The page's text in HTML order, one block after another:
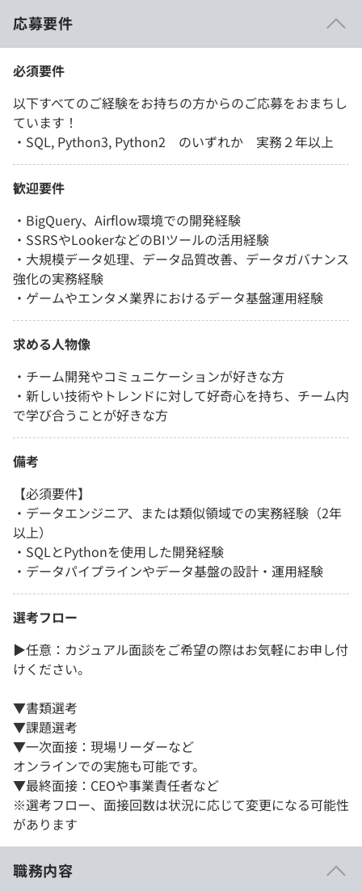
応募要件
必須要件
以下すべてのご経験をお持ちの方からのご応募をおまちし
ています！
・SQL, Python3, Python2 のいずれか 実務２年以上
歓迎要件
・BigQuery、Airflow環境での開発経験
・SSRSやLookerなどのBIツールの活用経験
・大規模データ処理、データ品質改善、データガバナンス
強化の実務経験
・ゲームやエンタメ業界におけるデータ基盤運用経験
求める人物像
・チーム開発やコミュニケーションが好きな方
・新しい技術やトレンドに対して好奇心を持ち、チーム内
で学び合うことが好きな方
備考
【必須要件】
・データエンジニア、または類似領域での実務経験（2年
以上）
・SQLとPythonを使用した開発経験
・データパイプラインやデータ基盤の設計・運用経験
選考フロー
▶︎任意：カジュアル面談をご希望の際はお気軽にお申し付
けください。
▼書類選考
▼課題選考
▼一次面接：現場リーダーなど
オンラインでの実施も可能です。
▼最終面接：CEOや事業責任者など
※選考フロー、面接回数は状況に応じて変更になる可能性
があります
職務内容